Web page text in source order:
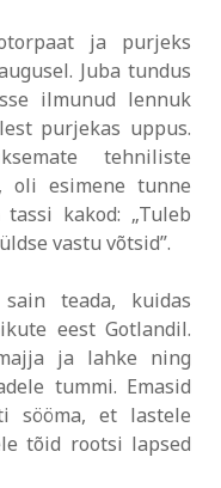
ja purjeks
Juba tundus
ilmunud lennuk
purjekas uppus.
tehniliste
oli esimene tunne
kakod: „Tuleb
vastu võtsid”.
teada, kuidas
eest Gotlandil.
ja lahke ning
tummi. Emasid
sööma, et lastele
tõid rootsi lapsed